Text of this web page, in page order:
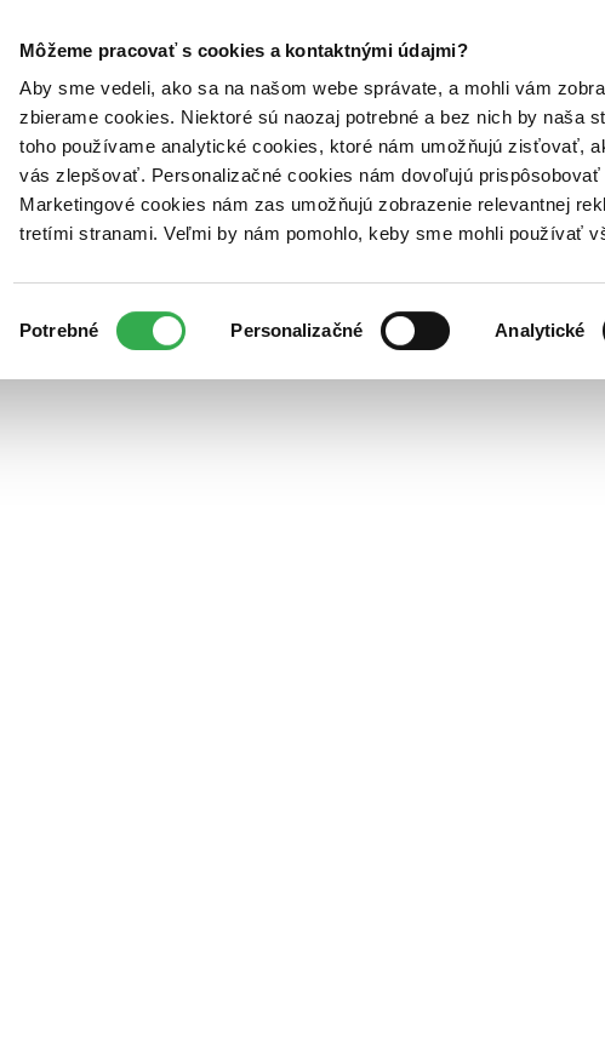
Môžeme pracovať s cookies a kontaktnými údajmi?
Aby sme vedeli, ako sa na našom webe správate, a mohli vám
zbierame cookies. Niektoré sú naozaj potrebné a bez nich by naša
toho používame analytické cookies, ktoré nám umožňujú zisťovať,
vás zlepšovať. Personalizačné cookies nám dovoľujú
Marketingové cookies nám zas umožňujú zobrazenie relevantnej
tretími stranami. Veľmi by nám pomohlo, keby sme mohli používať
súhlasu
Potrebné Personalizačné Analytické
Poukážky Kontakt